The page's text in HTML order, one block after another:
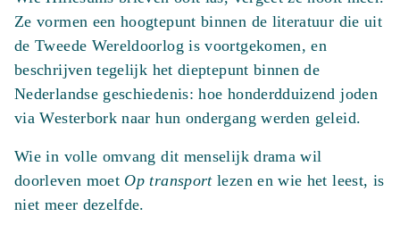
Ze vormen een hoogtepunt binnen de literatuur die uit
de Tweede Wereldoorlog is voortgekomen, en
beschrijven tegelijk het dieptepunt binnen de
Nederlandse geschiedenis: hoe honderdduizend joden
via Westerbork naar hun ondergang werden geleid.
Wie in volle omvang dit menselijk drama wil
doorleven moet Op transportlezen en wie het leest, is
niet meer dezelfde.